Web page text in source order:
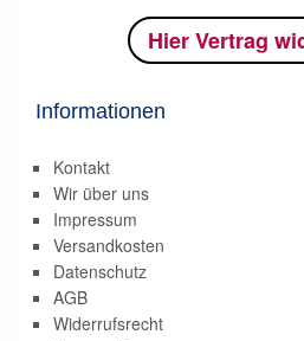
Hier Vertrag
Informationen
Kontakt
Wir über uns
Impressum
Versandkosten
Datenschutz
AGB
Widerrufsrecht